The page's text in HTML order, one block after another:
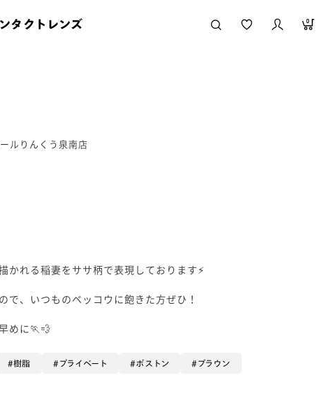
タクトレンズ 0
ルりんくう泉南店
かれる稲妻をササ柄で表現しております⚡️
で、いつものベッコウに飽きた方ぜひ！
めに🏃💨
樹脂 プライベート ボストン ブラウン